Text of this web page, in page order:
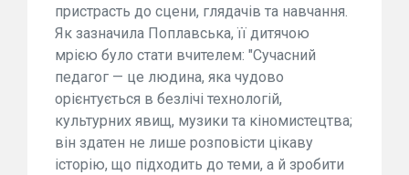
пристрасть до сцени, глядачів та навчання.
Як зазначила Поплавська, її дитячою
мрією було стати вчителем: "Сучасний
педагог — це людина, яка чудово
орієнтується в безлічі технологій,
культурних явищ, музики та кіномистецтва;
він здатен не лише розповісти цікаву
історію, що підходить до теми, а й зробити